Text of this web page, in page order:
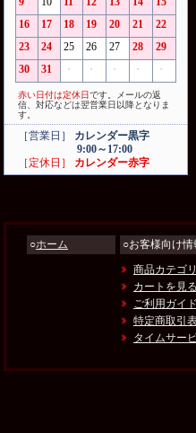
16
17 18 19 20 21
22
23
24 25 26 27 28
29
30
31 ・ ・ ・ ・ ・
赤い日付は定休日です。メールの返
信、対応などは翌営業日以降となりま
す。
［営業日］
カレンダー黒字
9:00～17:00
［定休日］
カレンダー赤字
○ホーム
○お客様向け情
商品カテゴ
カートを見る
ご利用ガイド
特定商取引
タイムサー